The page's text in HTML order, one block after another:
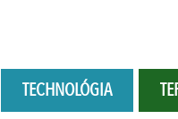
TECHNOLÓGIA